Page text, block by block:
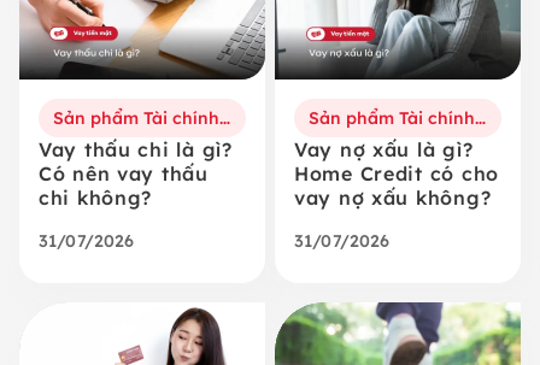
Sản phẩm Tài chính số
Vay thấu chi là gì?
Có nên vay thấu
chi không?
31/07/2026
Sản phẩm Tài chính số
Vay nợ xấu là gì?
Home Credit có cho
vay nợ xấu không?
31/07/2026